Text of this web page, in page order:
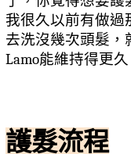
我很久以前有做過
去洗沒幾次頭髮，
Lamo能維持得更
護髮流程